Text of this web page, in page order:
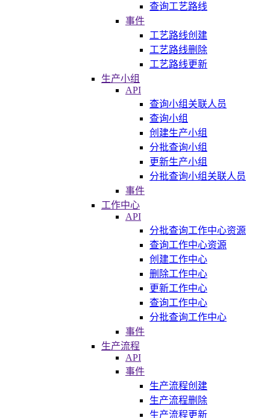
查询工艺路线
事件
工艺路线创建
工艺路线删除
工艺路线更新
生产小组
API
查询小组关联人员
查询小组
创建生产小组
分批查询小组
更新生产小组
分批查询小组关联人员
事件
工作中心
API
分批查询工作中心资源
查询工作中心资源
创建工作中心
删除工作中心
更新工作中心
查询工作中心
分批查询工作中心
事件
生产流程
API
事件
生产流程创建
生产流程删除
生产流程更新